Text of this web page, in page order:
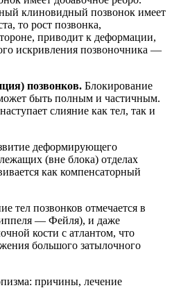
клиновидный позвонок имеет
то рост позвонка,
приводит к деформа­ции,
искривления позвоночни­ка —
позвонков. Блокирование
быть полным и частичным.
слияние как тел, так и
деформирую­щего
(вне блока) отделах
как компенсаторный
тел позвонков отмечается в
— Фейля), и даже
кости с атлантом, что
большого затылочного